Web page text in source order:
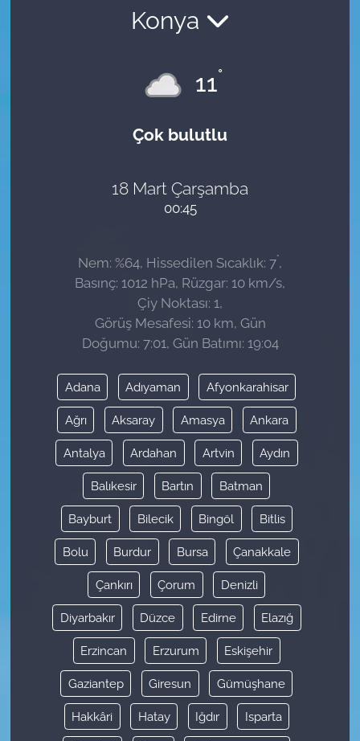
Konya
11°
Çok bulutlu
18 Mart Çarşamba
00:45
Nem: %64, Hissedilen Sıcaklık: 7°,
Basınç: 1012 hPa, Rüzgar: 10 km/s,
Çiy Noktası: 1,
Görüş Mesafesi: 10 km, Gün
Doğumu: 7:01, Gün Batımı: 19:04
Adana Adıyaman Afyonkarahisar
Ağrı Aksaray Amasya Ankara
Antalya Ardahan Artvin Aydın
Balıkesir Bartın Batman
Bayburt Bilecik Bingöl Bitlis
Bolu Burdur Bursa Çanakkale
Çankırı Çorum Denizli
Diyarbakır Düzce Edirne Elazığ
Erzincan Erzurum Eskişehir
Gaziantep Giresun Gümüşhane
Hakkâri Hatay Iğdır Isparta